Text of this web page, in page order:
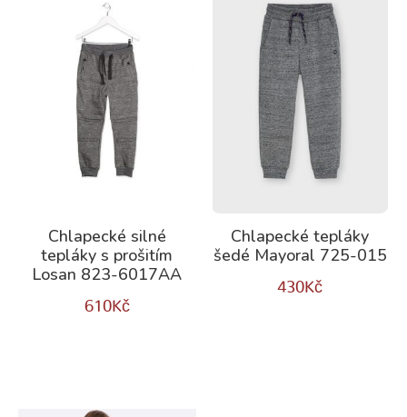
Chlapecké silné
tepláky s prošitím
Losan 823-6017AA
610Kč
Chlapecké tepláky
šedé Mayoral 725-015
430Kč